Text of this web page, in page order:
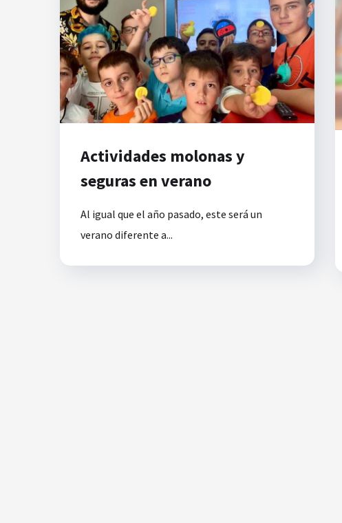
Actividades molonas y
seguras en verano
Al igual que el año pasado, este será un
verano diferente a...